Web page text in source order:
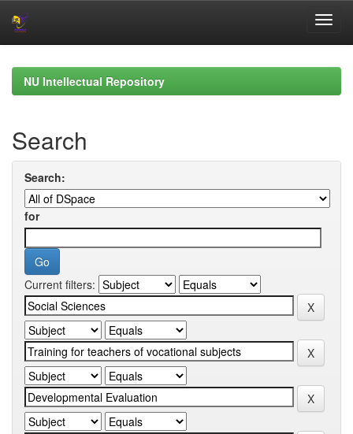
navigationNU Intellectual Repository
Search
Search:
for
Current filters: